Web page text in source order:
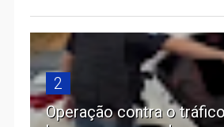
2
Operação contra o